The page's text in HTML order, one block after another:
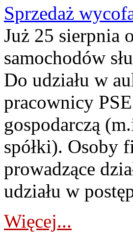
Sprzedaż
Już 25 sierpnia
samochodów
Do udziału w
pracownicy
gospodarczą
spółki). Osoby
prowadzące
udziału w
Więcej...